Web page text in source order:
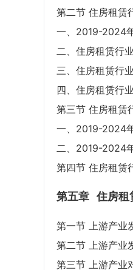
第二节 住房租赁
一、2019-2024
二、住房租赁行
三、住房租赁行
四、住房租赁行
第三节 住房租赁
一、2019-2024
二、2019-2024
第四节 住房租赁
第五章 住房租
第一节 上游产业
第二节 上游产业
第三节 上游产业